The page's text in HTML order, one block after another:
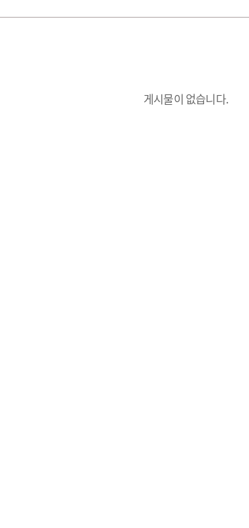
게시물이 없습니다.